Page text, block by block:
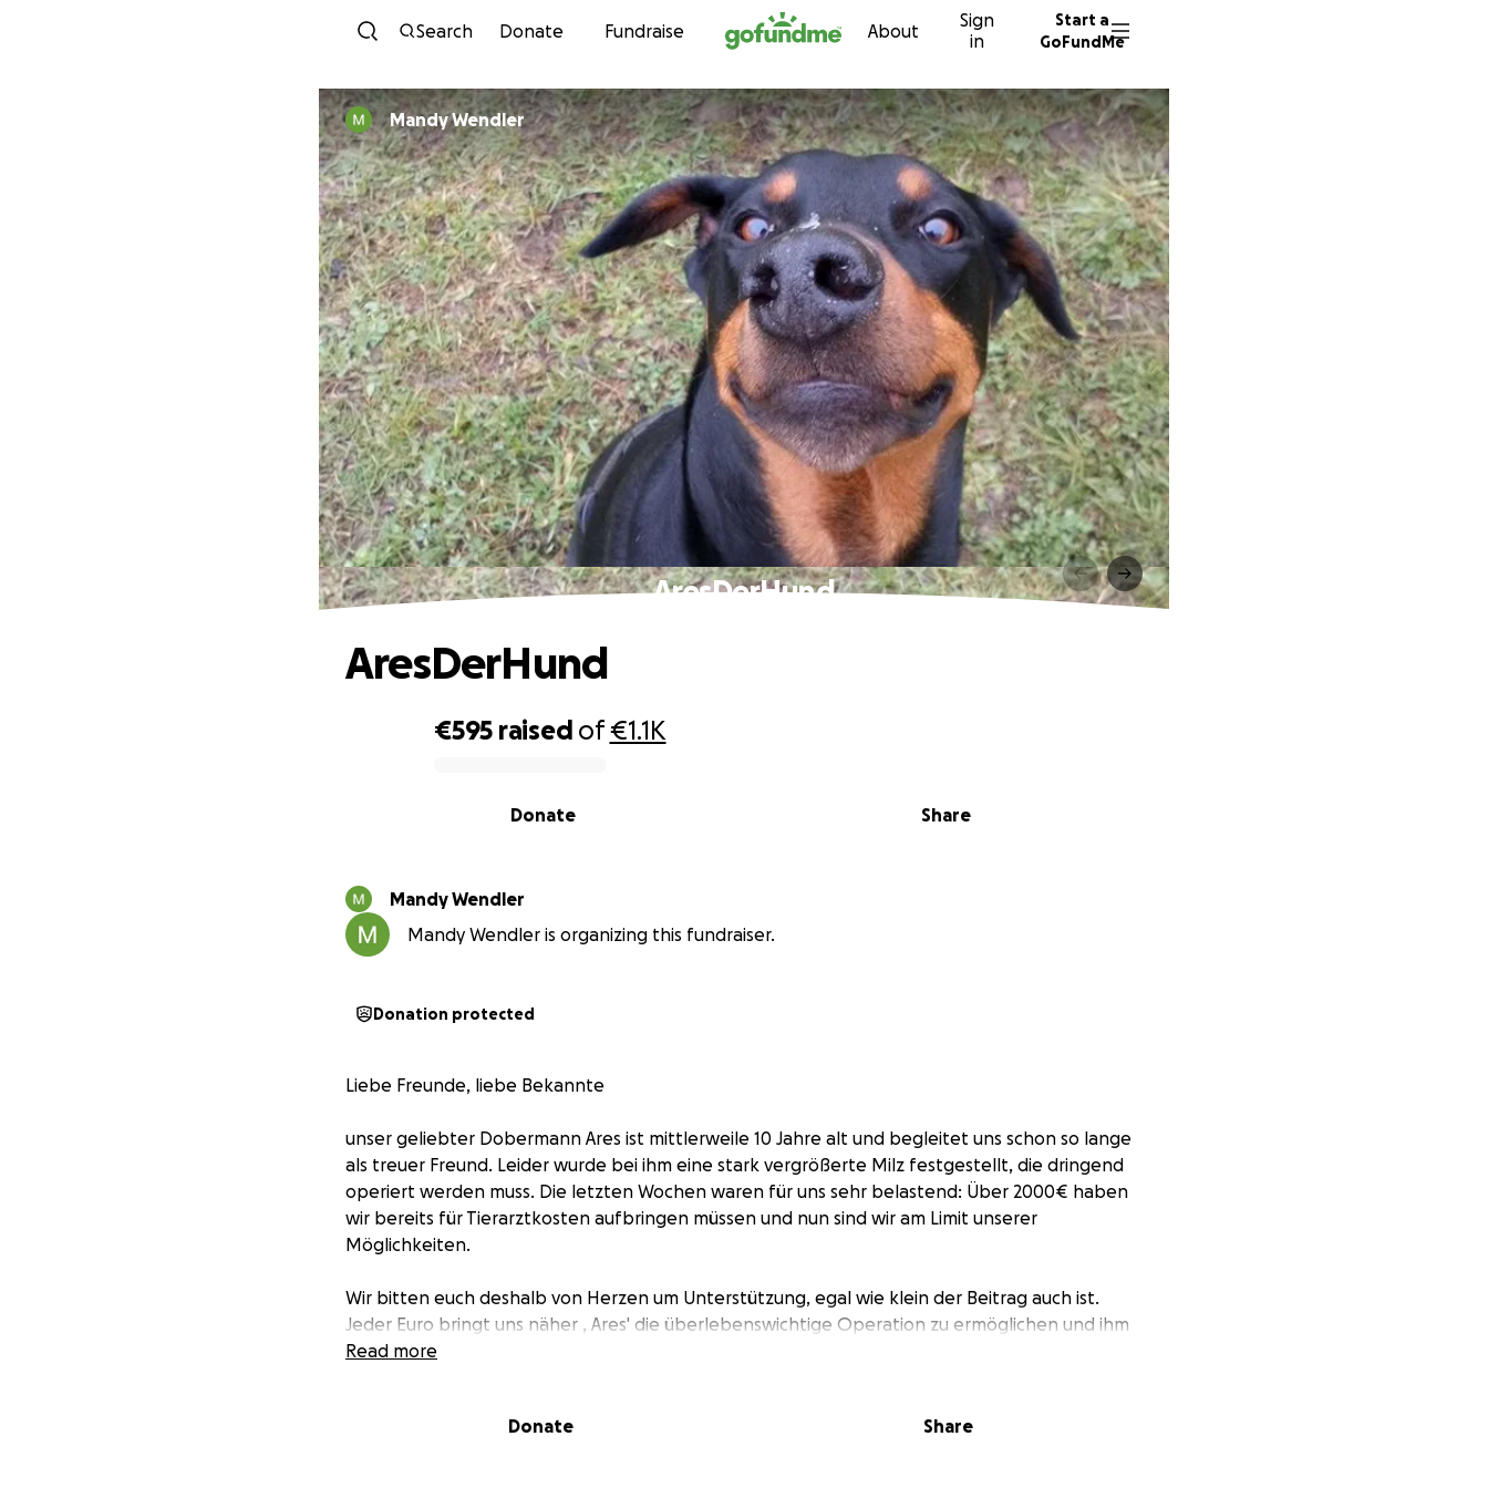
Skip to content
Search Donate Fundraise About
Sign
in
Start a
GoFundMe
Mandy Wendler
AresDerHund
€595 raised of€1.1K
Share
Donate
AresDerHund
Mandy Wendler
Mandy Wendler is organizing this fundraiser.
Donation protected
Liebe Freunde, liebe Bekannte
unser geliebter Dobermann Ares ist mittlerweile 10 Jahre alt und begleitet uns schon so lange
als treuer Freund. Leider wurde bei ihm eine stark vergrößerte Milz festgestellt, die dringend
operiert werden muss. Die letzten Wochen waren für uns sehr belastend: Über 2000€ haben
wir bereits für Tierarztkosten aufbringen müssen und nun sind wir am Limit unserer
Möglichkeiten.
Wir bitten euch deshalb von Herzen um Unterstützung, egal wie klein der Beitrag auch ist.
Jeder Euro bringt uns näher , Ares' die überlebenswichtige Operation zu ermöglichen und ihm
noch weitere schöne Jahre zu schenken.
Read more
Donate Share